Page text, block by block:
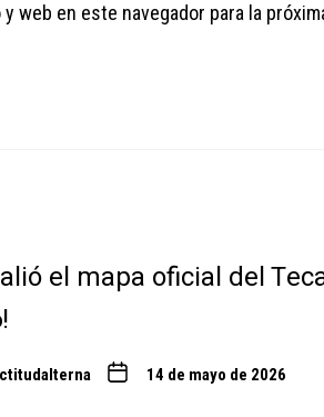
web en este navegador para la
el mapa oficial del
14 de mayo de 2026